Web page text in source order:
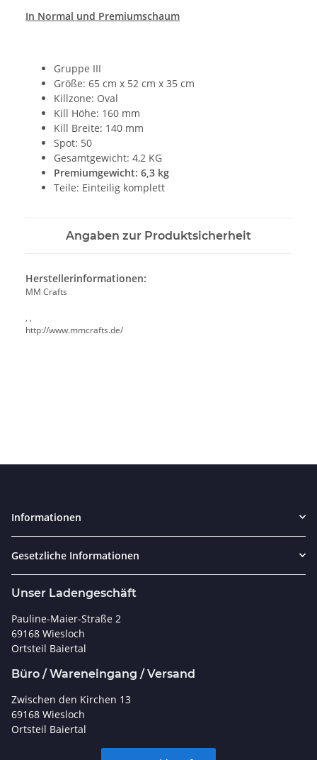
In Normal und Premiumschaum
Gruppe III
Größe: 65 cm x 52 cm x 35 cm
Killzone: Oval
Kill Höhe: 160 mm
Kill Breite: 140 mm
Spot: 50
Gesamtgewicht: 4,2 KG
Premiumgewicht: 6,3 kg
Teile: Einteilig komplett
Angaben zur Produktsicherheit
Herstellerinformationen:
MM Crafts
, ,
http://www.mmcrafts.de/
Informationen
Gesetzliche Informationen
Unser Ladengeschäft
Pauline-Maier-Straße 2
69168 Wiesloch
Ortsteil Baiertal
Büro / Wareneingang / Versand
Zwischen den Kirchen 13
69168 Wiesloch
Ortsteil Baiertal